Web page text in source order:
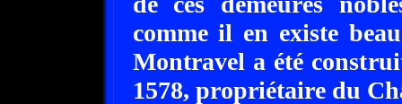
comme il en existe
Montravel a été
1578, propriétaire du